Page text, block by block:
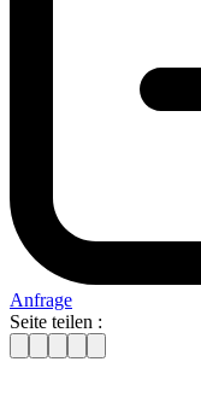
Anfrage
Seite teilen :